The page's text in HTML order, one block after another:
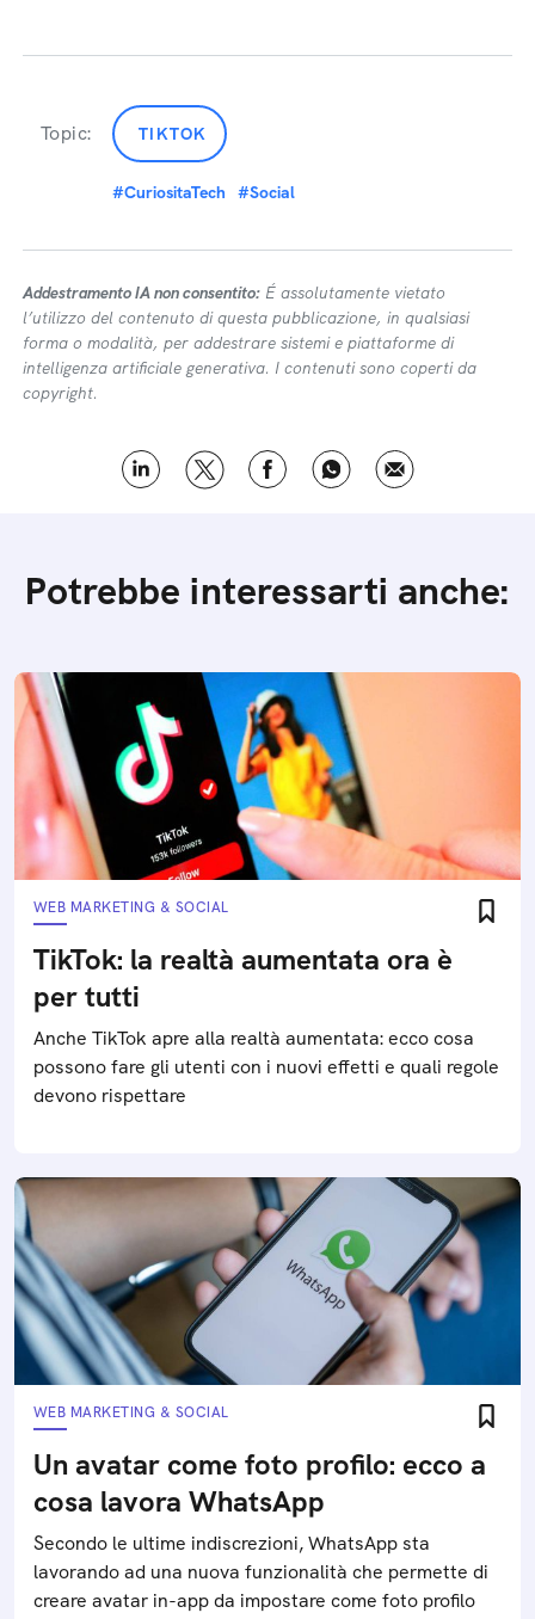
Topic: TIKTOK
#CuriositaTech #Social
Addestramento IA non consentito: É assolutamente vietato
l’utilizzo del contenuto di questa pubblicazione, in qualsiasi
forma o modalità, per addestrare sistemi e piattaforme di
intelligenza artificiale generativa. I contenuti sono coperti da
copyright.
Potrebbe interessarti anche:
WEB MARKETING & SOCIAL
TikTok: la realtà aumentata ora è
per tutti
Anche TikTok apre alla realtà aumentata: ecco cosa
possono fare gli utenti con i nuovi effetti e quali regole
devono rispettare
WEB MARKETING & SOCIAL
Un avatar come foto profilo: ecco a
cosa lavora WhatsApp
Secondo le ultime indiscrezioni, WhatsApp sta
lavorando ad una nuova funzionalità che permette di
creare avatar in-app da impostare come foto profilo